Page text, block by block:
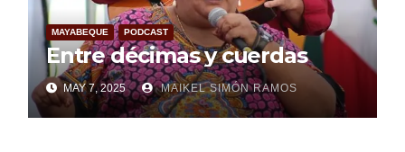
MAYABEQUE PODCAST
Entre décimas y cuerdas
MAY 7, 2025 MAIKEL SIMÓN RAMOS